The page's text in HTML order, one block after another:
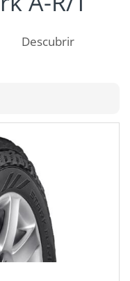
Descubrir